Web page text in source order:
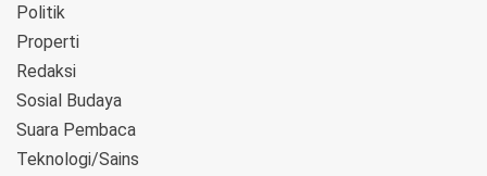
Politik
Properti
Redaksi
Sosial Budaya
Suara Pembaca
Teknologi/Sains